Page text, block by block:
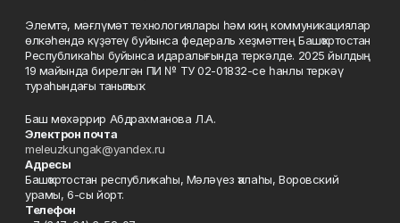
Элемтә, мәғлүмәт технологиялары һәм киң коммуникациялар
өлкәһендә күҙәтеү буйынса федераль хеҙмәттең Башҡортостан
Республикаһы буйынса идаралығында теркәлде. 2025 йылдың
19 майында бирелгән ПИ № ТУ 02-01832-се һанлы теркәү
тураһындағы таныҡлыҡ.
Баш мөхәррир Абдрахманова Л.А.
Электрон почта
meleuzkungak@yandex.ru
Адресы
Башҡортостан республикаһы, Мәләүез ҡалаһы, Воровский
урамы, 6-сы йорт.
Телефон